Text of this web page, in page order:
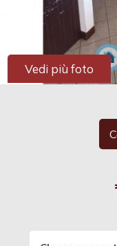
Vedi più foto
Comune